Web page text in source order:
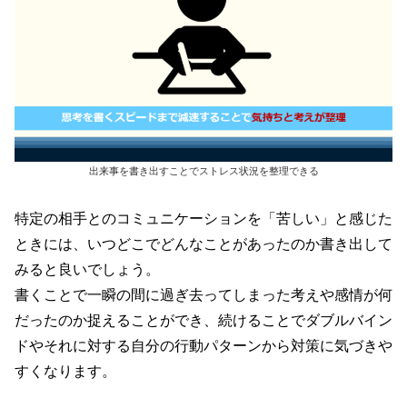
出来事を書き出すことでストレス状況を整理できる
特定の相手とのコミュニケーションを「苦しい」と感じた
ときには、いつどこでどんなことがあったのか書き出して
みると良いでしょう。
書くことで一瞬の間に過ぎ去ってしまった考えや感情が何
だったのか捉えることができ、続けることでダブルバイン
ドやそれに対する自分の行動パターンから対策に気づきや
すくなります。